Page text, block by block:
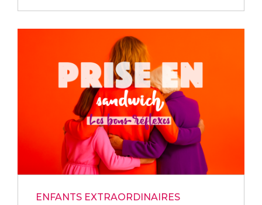
ENFANTS EXTRAORDINAIRES